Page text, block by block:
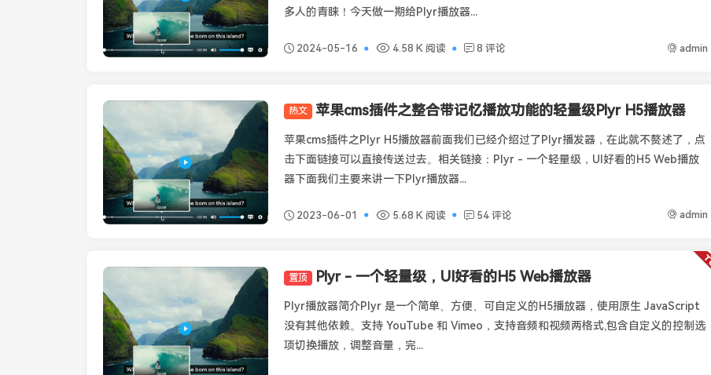
多人的青睐！今天做一期给Plyr播放器...
2024-05-16 4.58 K 阅读 8 评论 admin
苹果CMS插件
热文 苹果cms插件之整合带记忆播放功能的轻量级Plyr H5播放器
苹果cms插件之Plyr H5播放器前面我们已经介绍过了Plyr播发器，在此就不赘述了，点
击下面链接可以直接传送过去。相关链接：Plyr - 一个轻量级，UI好看的H5 Web播放
器下面我们主要来讲一下Plyr播放器...
2023-06-01 5.68 K 阅读 54 评论 admin
Plyr置顶 Plyr - 一个轻量级，UI好看的H5 Web播放器
Plyr播放器简介Plyr 是一个简单、方便、可自定义的H5播放器，使用原生 JavaScript
没有其他依赖。支持 YouTube 和 Vimeo，支持音频和视频两格式,包含自定义的控制选
项切换播放，调整音量，完...